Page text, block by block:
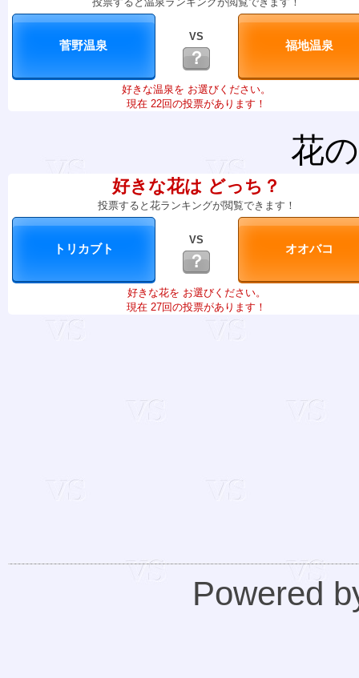
VS
？
好きな温泉を お選びください。
現在 22回の投票があります！
花
好きな花は どっち？
投票すると花ランキングが閲覧できます！
VS
？
好きな花を お選びください。
現在 27回の投票があります！
Powered